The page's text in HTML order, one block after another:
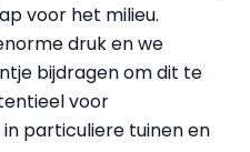
voor het milieu.
druk en we
bijdragen om dit te
voor
particuliere tuinen en